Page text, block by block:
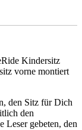
Kindersitz
vorne montiert
den Sitz für Dich
den
Leser gebeten, den